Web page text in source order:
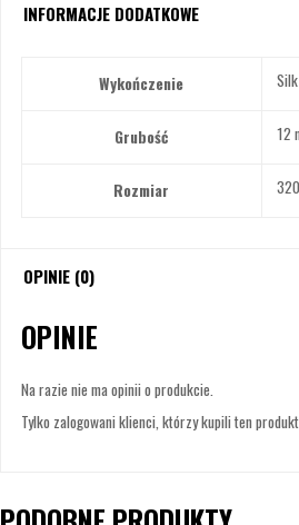
INFORMACJE DODATKOWE
Wykończenie Silk
Grubość 12
Rozmiar
OPINIE (0)
OPINIE
Na razie nie ma opinii o produkcie.
Tylko zalogowani klienci, którzy kupili ten